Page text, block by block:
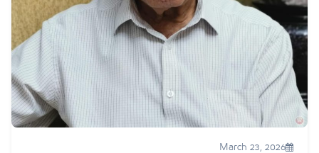
March 23, 2026